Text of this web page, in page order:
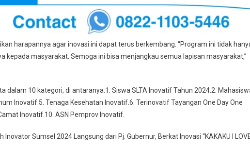
harapannya agar inovasi ini dapat terus berkembang. “Program ini tidak
kepada masyarakat. Semoga ini bisa menjangkau semua lapisan masyarakat,”
dalam 10 kategori, di antaranya:1. Siswa SLTA Inovatif Tahun 2024.2.
Inovatif.5. Tenaga Kesehatan Inovatif.6. Terinovatif Tayangan One Day One
Inovatif.10. ASN Pemprov Inovatif.
Sumsel 2024 Langsung dari Pj. Gubernur, Berkat Inovasi “KAKAKU I